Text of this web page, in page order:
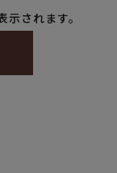
されます。